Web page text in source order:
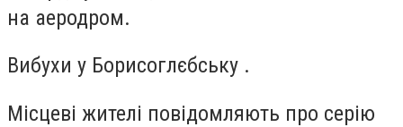
на аеродром.
Вибухи у Борисоглєбську .
Місцеві жителі повідомляють про серію